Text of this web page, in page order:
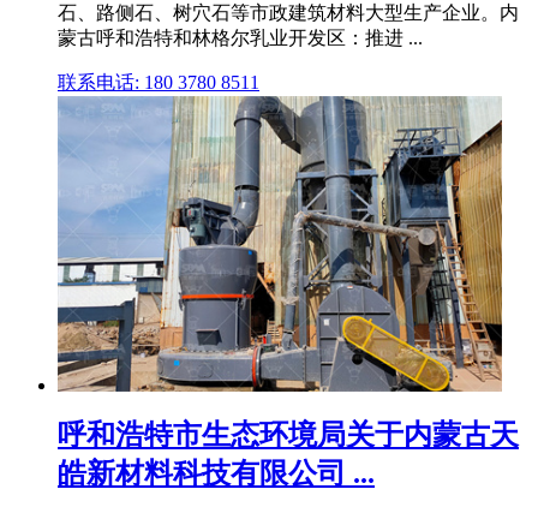
石、路侧石、树穴石等市政建筑材料大型生产企业。内
蒙古呼和浩特和林格尔乳业开发区：推进 ...
联系电话: 180 3780 8511
呼和浩特市生态环境局关于内蒙古天
皓新材料科技有限公司 ...